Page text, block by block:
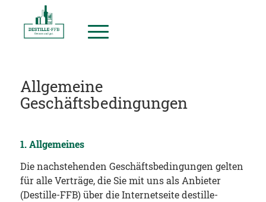
Allgemeine
Geschäftsbedingungen
1. Allgemeines
Die nachstehenden Geschäftsbedingungen gelten
für alle Verträge, die Sie mit uns als Anbieter
(Destille-FFB) über die Internetseite destille-